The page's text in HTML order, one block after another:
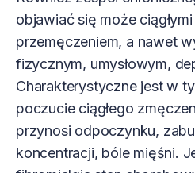
objawiać się może
przemęczeniem, a nawet
fizycznym, umysłowym,
Charakterystyczne jest w
poczucie ciągłego
przynosi odpoczynku,
koncentracji, bóle mięśni.